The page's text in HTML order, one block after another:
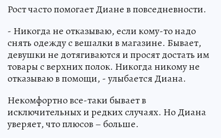
Рост часто помогает Диане в повседневности.
- Никогда не отказываю, если кому-то надо
снять одежду с вешалки в магазине. Бывает,
девушки не дотягиваются и просят достать им
товары с верхних полок. Никогда никому не
отказываю в помощи, - улыбается Диана.
Некомфортно все-таки бывает в
исключительных и редких случаях. Но Диана
уверяет, что плюсов – больше.